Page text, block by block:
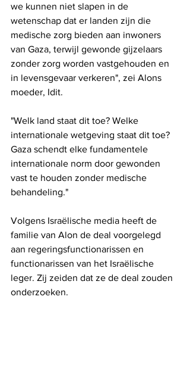
we kunnen niet slapen in de
wetenschap dat er landen zijn die
medische zorg bieden aan inwoners
van Gaza, terwijl gewonde gijzelaars
zonder zorg worden vastgehouden en
in levensgevaar verkeren", zei Alons
moeder, Idit.
"Welk land staat dit toe? Welke
internationale wetgeving staat dit toe?
Gaza schendt elke fundamentele
internationale norm door gewonden
vast te houden zonder medische
behandeling."
Volgens Israëlische media heeft de
familie van Alon de deal voorgelegd
aan regeringsfunctionarissen en
functionarissen van het Israëlische
leger. Zij zeiden dat ze de deal zouden
onderzoeken.